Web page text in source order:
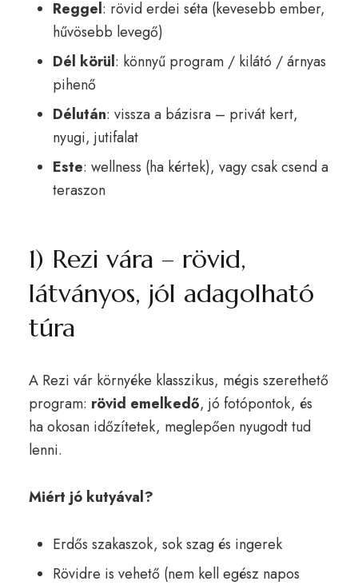
Reggel: rövid erdei séta (kevesebb ember,
hűvösebb levegő)
Dél körül: könnyű program / kilátó / árnyas
pihenő
Délután: vissza a bázisra – privát kert,
nyugi, jutifalat
Este: wellness (ha kértek), vagy csak csend a
teraszon
1) Rezi vára – rövid,
látványos, jól adagolható
túra
A Rezi vár környéke klasszikus, mégis szerethető
program: rövid emelkedő, jó fotópontok, és
ha okosan időzítetek, meglepően nyugodt tud
lenni.
Miért jó kutyával?
Erdős szakaszok, sok szag és ingerek
Rövidre is vehető (nem kell egész napos